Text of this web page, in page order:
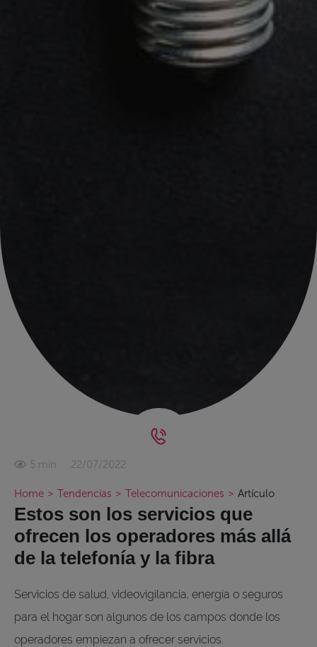
5 min 22/07/2022
Home > Tendencias > Telecomunicaciones > Artículo
Estos son los servicios que
ofrecen los operadores más allá
de la telefonía y la fibra
Servicios de salud, videovigilancia, energía o seguros
para el hogar son algunos de los campos donde los
operadores empiezan a ofrecer servicios.